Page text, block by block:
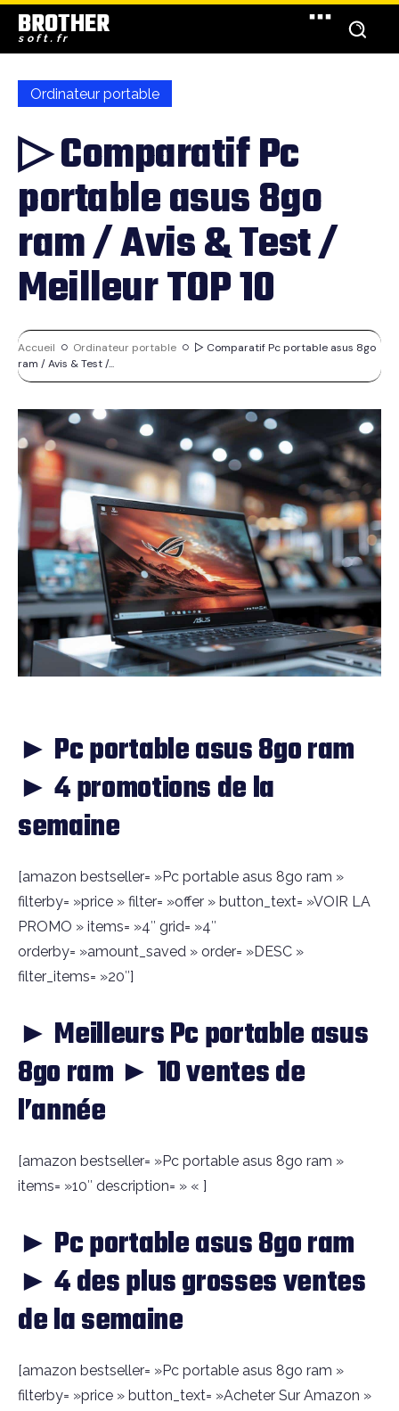
BROTHER
soft.fr
Ordinateur portable
▷ Comparatif Pc
portable asus 8go
ram / Avis & Test /
Meilleur TOP 10
Accueil Ordinateur portable
▷ Comparatif Pc portable asus 8go
ram / Avis & Test /...
► Pc portable asus 8go ram
► 4 promotions de la
semaine
[amazon bestseller= »Pc portable asus 8go ram »
filterby= »price » filter= »offer » button_text= »VOIR LA
PROMO » items= »4″ grid= »4″
orderby= »amount_saved » order= »DESC »
filter_items= »20″]
► Meilleurs Pc portable asus
8go ram ► 10 ventes de
l’année
[amazon bestseller= »Pc portable asus 8go ram »
items= »10″ description= » « ]
► Pc portable asus 8go ram
► 4 des plus grosses ventes
de la semaine
[amazon bestseller= »Pc portable asus 8go ram »
filterby= »price » button_text= »Acheter Sur Amazon »